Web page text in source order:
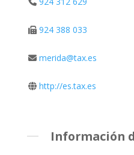
924 388 033
merida@tax.es
http://es.tax.es
Información